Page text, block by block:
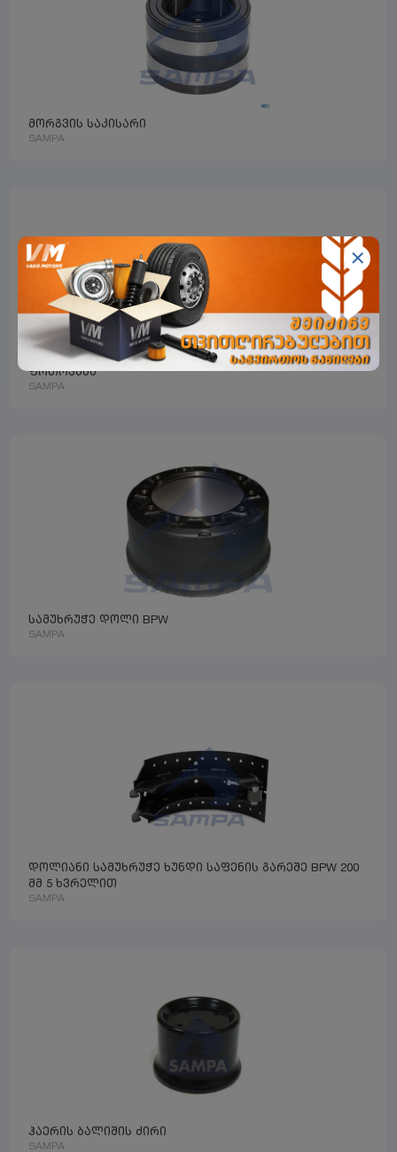
მორგვის საკისარი
SAMPA
ფრთოვანა
SAMPA
სამუხრუჭე დოლი BPW
SAMPA
დოლიანი სამუხრუჭე ხუნდი საფენის გარეშე BPW 200
მმ 5 ხვრელით
SAMPA
ჰაერის ბალიშის ძირი
SAMPA